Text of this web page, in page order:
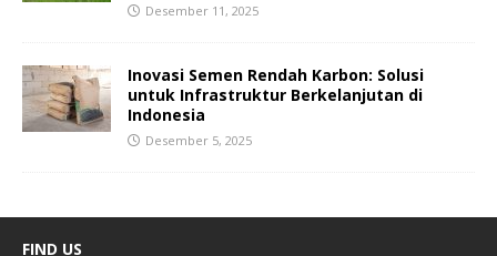
Desember 11, 2025
Inovasi Semen Rendah Karbon: Solusi
untuk Infrastruktur Berkelanjutan di
Indonesia
Desember 5, 2025
FIND US